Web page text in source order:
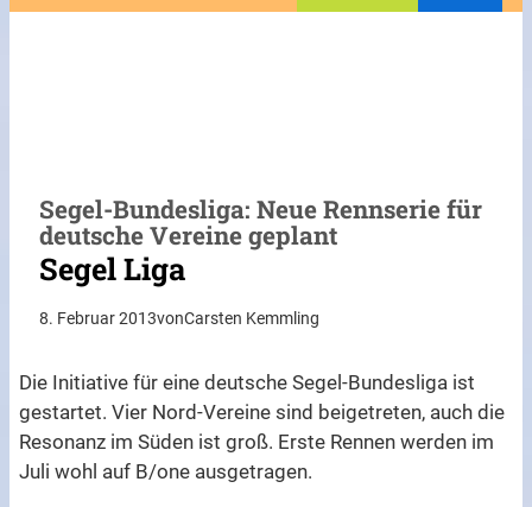
Segel-Bundesliga: Neue Rennserie für
deutsche Vereine geplant
Segel Liga
8. Februar 2013vonCarsten Kemmling
Die Initiative für eine deutsche Segel-Bundesliga ist
gestartet. ​Vier Nord-Vereine sind beigetreten, auch die
Resonanz im Süden ist groß. Erste Rennen werden im
Juli wohl auf B/one ausgetragen.